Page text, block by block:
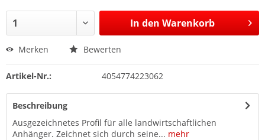
In den Warenkorb
Merken Bewerten
Artikel-Nr.: 4054774223062
Beschreibung
Ausgezeichnetes Profil für alle landwirtschaftlichen
Anhänger. Zeichnet sich durch seine... mehr